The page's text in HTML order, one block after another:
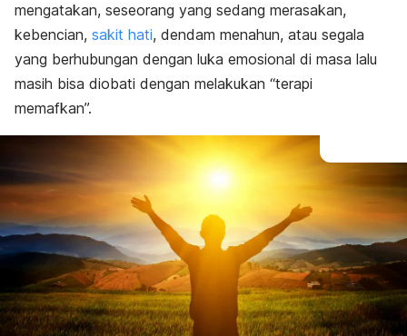
mengatakan, seseorang yang sedang merasakan,
kebencian, sakit hati, dendam menahun, atau segala
yang berhubungan dengan luka emosional di masa lalu
masih bisa diobati dengan melakukan “terapi
memafkan”.